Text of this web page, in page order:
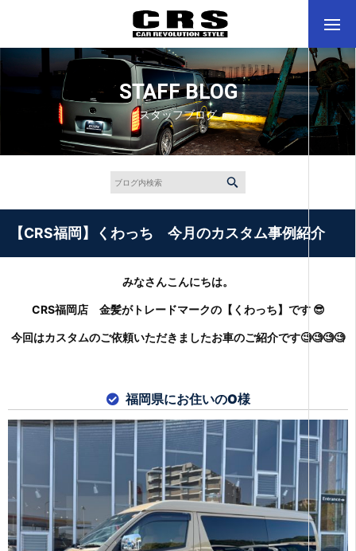
STAFF BLOG
スタッフブログ
【CRS福岡】くわっち 今月のカスタム事例紹介
みなさんこんにちは。
CRS福岡店 金髪がトレードマークの【くわっち】です 😎
今回はカスタムのご依頼いただきましたお車のご紹介です🧐🧐🧐🧐
福岡県にお住いのO様